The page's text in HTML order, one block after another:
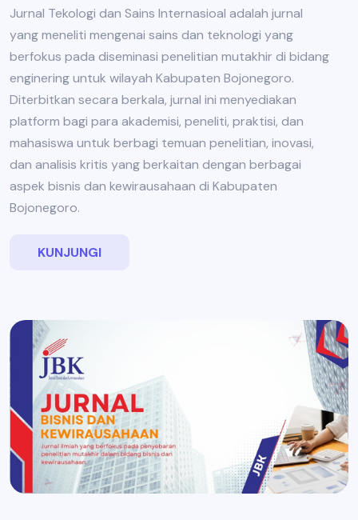
Jurnal Tekologi dan Sains Internasioal adalah jurnal
yang meneliti mengenai sains dan teknologi yang
berfokus pada diseminasi penelitian mutakhir di bidang
enginering untuk wilayah Kabupaten Bojonegoro.
Diterbitkan secara berkala, jurnal ini menyediakan
platform bagi para akademisi, peneliti, praktisi, dan
mahasiswa untuk berbagi temuan penelitian, inovasi,
dan analisis kritis yang berkaitan dengan berbagai
aspek bisnis dan kewirausahaan di Kabupaten
Bojonegoro.
KUNJUNGI